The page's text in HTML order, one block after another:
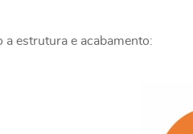
estrutura e acabamento: